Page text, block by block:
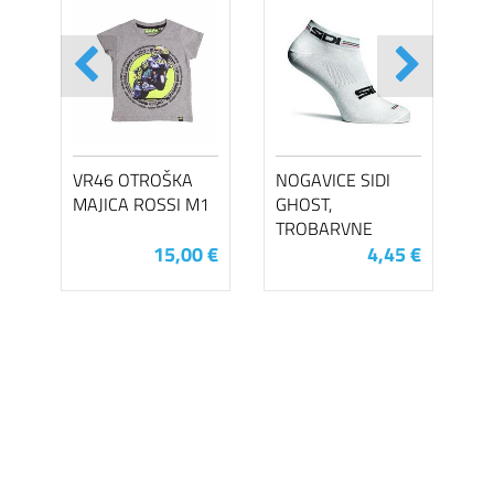
VR46 OTROŠKA
MAJICA ROSSI M1
15,00 €
NOGAVICE SIDI
GHOST,
TROBARVNE
4,45 €